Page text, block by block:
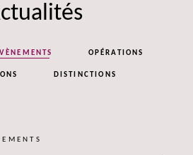
OPÉRATIONS
DISTINCTIONS